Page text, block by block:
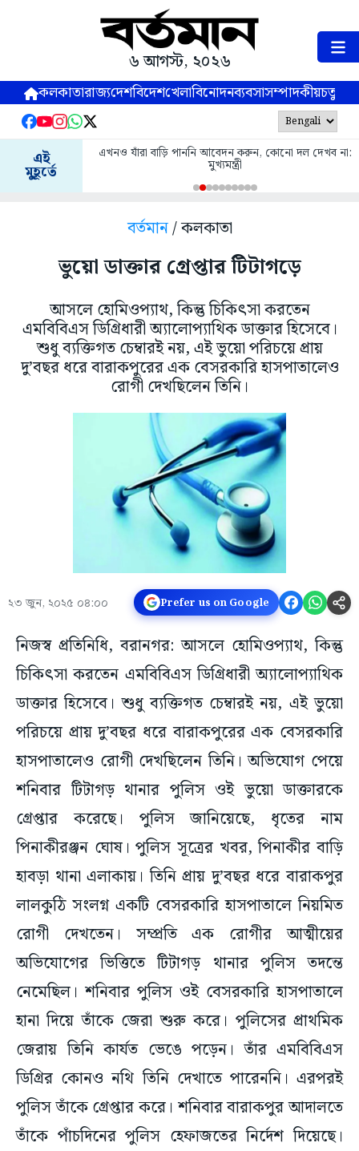
৬ আগস্ট, ২০২৬
কলকাতারাজ্যদেশবিদেশখেলাবিনোদনব্যবসাসম্পাদকীয়
এই
মুহূর্তে
এখনও যাঁরা বাড়ি পাননি আবেদন করুন, কোনো দল দেখব না:
মুখ্যমন্ত্রী
বর্তমান/ কলকাতা
ভুয়ো ডাক্তার গ্রেপ্তার টিটাগড়ে
আসলে হোমিওপ্যাথ, কিন্তু চিকিৎসা করতেন
এমবিবিএস ডিগ্রিধারী অ্যালোপ্যাথিক ডাক্তার হিসেবে।
শুধু ব্যক্তিগত চেম্বারই নয়, এই ভুয়ো পরিচয়ে প্রায়
দু’বছর ধরে বারাকপুরের এক বেসরকারি হাসপাতালেও
রোগী দেখছিলেন তিনি।
২৩ জুন, ২০২৫ ০৪:০০ Prefer us on Google
নিজস্ব প্রতিনিধি, বরানগর: আসলে হোমিওপ্যাথ, কিন্তু
চিকিৎসা করতেন এমবিবিএস ডিগ্রিধারী অ্যালোপ্যাথিক
ডাক্তার হিসেবে। শুধু ব্যক্তিগত চেম্বারই নয়, এই ভুয়ো
পরিচয়ে প্রায় দু’বছর ধরে বারাকপুরের এক বেসরকারি
হাসপাতালেও রোগী দেখছিলেন তিনি। অভিযোগ পেয়ে
শনিবার টিটাগড় থানার পুলিস ওই ভুয়ো ডাক্তারকে
গ্রেপ্তার করেছে। পুলিস জানিয়েছে, ধৃতের নাম
পিনাকীরঞ্জন ঘোষ। পুলিস সূত্রের খবর, পিনাকীর বাড়ি
হাবড়া থানা এলাকায়। তিনি প্রায় দু’বছর ধরে বারাকপুর
লালকুঠি সংলগ্ন একটি বেসরকারি হাসপাতালে নিয়মিত
রোগী দেখতেন। সম্প্রতি এক রোগীর আত্মীয়ের
অভিযোগের ভিত্তিতে টিটাগড় থানার পুলিস তদন্তে
নেমেছিল। শনিবার পুলিস ওই বেসরকারি হাসপাতালে
হানা দিয়ে তাঁকে জেরা শুরু করে। পুলিসের প্রাথমিক
জেরায় তিনি কার্যত ভেঙে পড়েন। তাঁর এমবিবিএস
ডিগ্রির কোনও নথি তিনি দেখাতে পারেননি। এরপরই
পুলিস তাঁকে গ্রেপ্তার করে। শনিবার বারাকপুর আদালতে
তাঁকে পাঁচদিনের পুলিস হেফাজতের নির্দেশ দিয়েছে।